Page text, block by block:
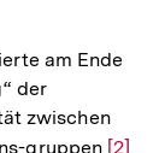
am Ende
der
zwischen
gruppen Zur
[2]